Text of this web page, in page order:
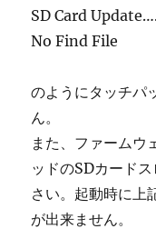
SD Card
No Find File
のようにタッチパ
ん。
また、ファームウ
ッドのSDカード
さい。起動時に上
が出来ません。